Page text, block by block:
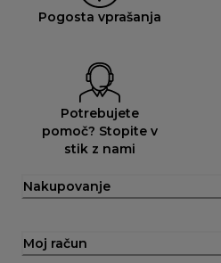
Pogosta vprašanja
Potrebujete
pomoč? Stopite v
stik z nami
Nakupovanje
Moj račun